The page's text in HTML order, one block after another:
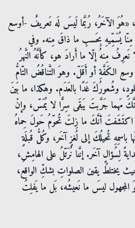
الآخَرُ، رُبَّما لَيسَ لَه تَعريفٌ -أوسع
يُسَمِّيهِ بِحَسبِ ما ذاقَ مِنه. وفي
مِنهُ إلّا ما أَرادَ هو، كأَنَّهُ النَّهرُ
الكَفَّةِ أو أَقَلّ. وهوَ التَّناقُضُ التّامُّ
وشُعورُكَ غَدًا بالعَدَم. وهكذا، ما بَينَ
مَهما جَرَّبتَ يَبقَى سِرًّا لا يُمَسّ، وإنْ
أنَّكَ ما زِلتَ تُحوّمُ حَولَ حِماهُ
تُحيلُكَ إلى لُغزٍ آخَر، وكُلُّ قُبلَةٍ
لِسُؤالٍ آخَر. إنَّنا نُرَتّلُ على الهامِشِ،
يختلطُ يقين الصلواتِ بشكِّ الواقع،
المجهول ليسَ ما نَعيشُه، بَل ما يَفلِتُ